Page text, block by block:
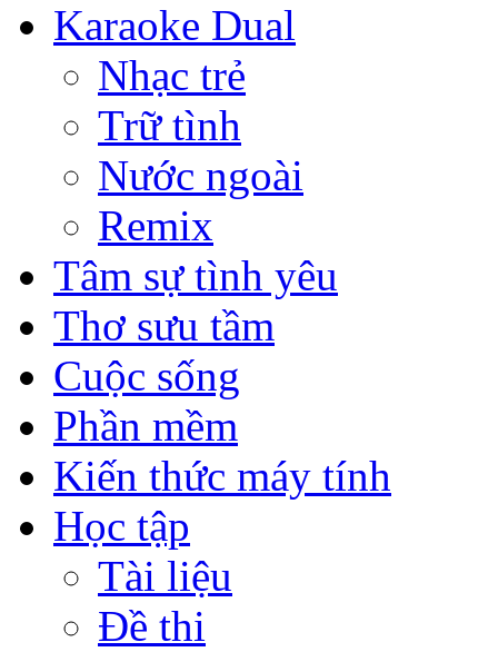
Karaoke Dual
Nhạc trẻ
Trữ tình
Nước ngoài
Remix
Tâm sự tình yêu
Thơ sưu tầm
Cuộc sống
Phần mềm
Kiến thức máy tính
Học tập
Tài liệu
Đề thi